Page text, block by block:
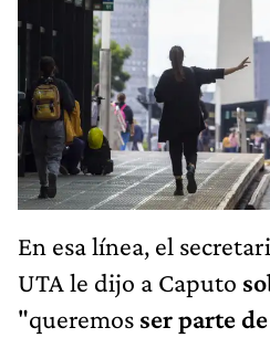
En esa línea, el
UTA le dijo a Caputo
"queremos ser parte